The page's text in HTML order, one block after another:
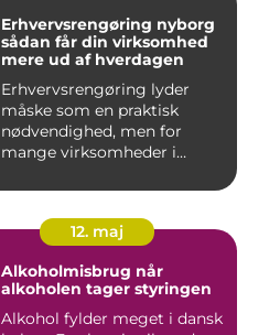
Erhvervsrengøring nyborg
sådan får din virksomhed
mere ud af hverdagen
Erhvervsrengøring lyder
måske som en praktisk
nødvendighed, men for
mange virksomheder i
12. maj
Alkoholmisbrug når
alkoholen tager styringen
Alkohol fylder meget i dansk